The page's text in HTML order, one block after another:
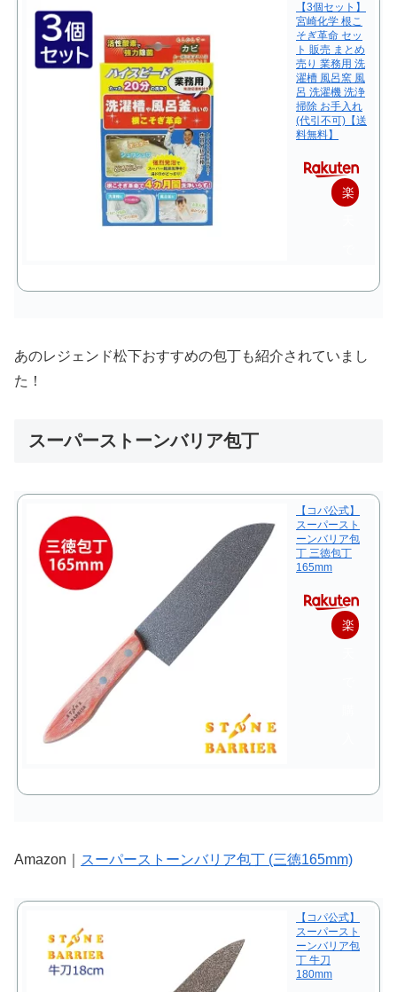
【3個セット】
宮崎化学 根こ
そぎ革命 セッ
ト 販売 まとめ
売り 業務用 洗
濯槽 風呂窯 風
呂 洗濯機 洗浄
掃除 お手入れ
(代引不可)【送
料無料】
楽
あのレジェンド松下おすすめの包丁も紹介されていまし
た！
スーパーストーンバリア包丁
【コパ公式】
スーパースト
ーンバリア包
丁 三徳包丁
165mm
楽
Amazon｜ スーパーストーンバリア包丁 (三徳165mm)
【コパ公式】
スーパースト
ーンバリア包
丁 牛刀
180mm